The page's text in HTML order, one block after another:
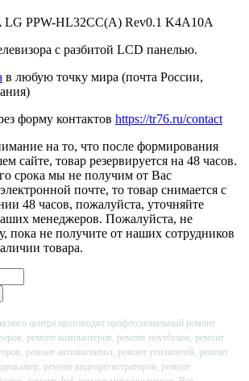
LG PPW-HL32CC(A) Rev0.1 K4A10A
с разбитой LCD панелью.
в любую точку мира (почта России,
форму контактов https://tr76.ru/contact
на то, что после формирования
сайте, товар резервируется на 48 часов.
срока мы не получим от Вас
почте, то товар снимается с
48 часов, пожалуйста, уточняйте
менеджеров. Пожалуйста, не
пока не получите от наших сотрудников
товара.
центра производят профессиональный ремонт
ремонт компьютеров, ремонт ноутбуков, ремонт
ремонт автомагнитол, ремонт усилителей, ремонт
ремонт видеорегистраторов, ремонт